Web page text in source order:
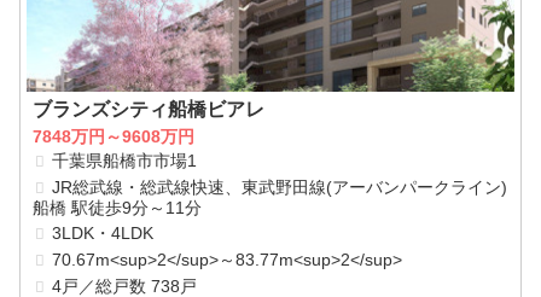
ブランズシティ船橋ビアレ
7848万円～9608万円
千葉県船橋市市場1
JR総武線・総武線快速、東武野田線(アーバンパークライン)
船橋 駅徒歩9分～11分
3LDK・4LDK
70.67m<sup>2</sup>～83.77m<sup>2</sup>
4戸／総戸数 738戸